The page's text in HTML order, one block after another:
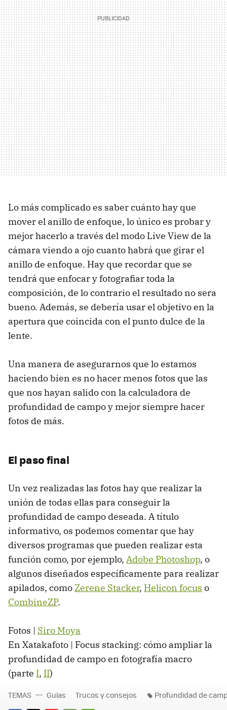
Lo más complicado es saber cuánto hay que
mover el anillo de enfoque, lo único es probar y
mejor hacerlo a través del modo Live View de la
cámara viendo a ojo cuanto habrá que girar el
anillo de enfoque. Hay que recordar que se
tendrá que enfocar y fotografiar toda la
composición, de lo contrario el resultado no sera
bueno. Además, se debería usar el objetivo en la
apertura que coincida con el punto dulce de la
lente.
Una manera de asegurarnos que lo estamos
haciendo bien es no hacer menos fotos que las
que nos hayan salido con la calculadora de
profundidad de campo y mejor siempre hacer
fotos de más.
El paso final
Un vez realizadas las fotos hay que realizar la
unión de todas ellas para conseguir la
profundidad de campo deseada. A título
informativo, os podemos comentar que hay
diversos programas que pueden realizar esta
función como, por ejemplo, Adobe Photoshop, o
algunos diseñados específicamente para realizar
apilados, como Zerene Stacker, Helicon focus o
CombineZP.
Fotos | Siro Moya
En Xatakafoto | Focus stacking: cómo ampliar la
profundidad de campo en fotografía macro
(parte I, II)
TEMAS Guías Trucos y consejos Profundidad de